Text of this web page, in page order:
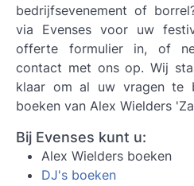
bedrijfsevenement of
via Evenses voor uw
offerte formulier in, of
contact met ons op. Wij
klaar om al uw vragen te
boeken van Alex Wielders
Bij Evenses kunt u:
Alex Wielders boeken
DJ's boeken